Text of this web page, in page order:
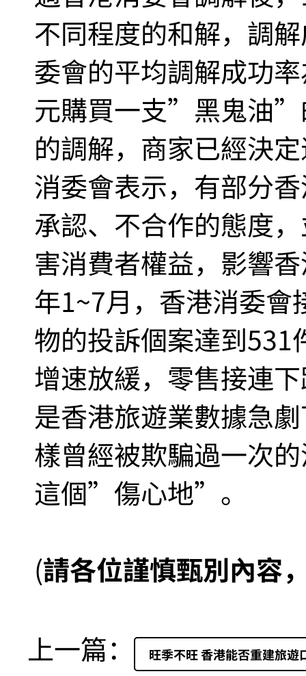
不同程度的和解，調
委會的平均調解成功
元購買一支”黑鬼油”
的調解，商家已經決
消委會表示，有部分
承認、不合作的態度
害消費者權益，影響
年1~7月，香港消委
物的投訴個案達到
增速放緩，零售接連
是香港旅遊業數據急
樣曾經被欺騙過一次
這個”傷心地”。
(請各位謹慎甄別內容
上一篇： 旺季不旺 香港能否重建旅遊